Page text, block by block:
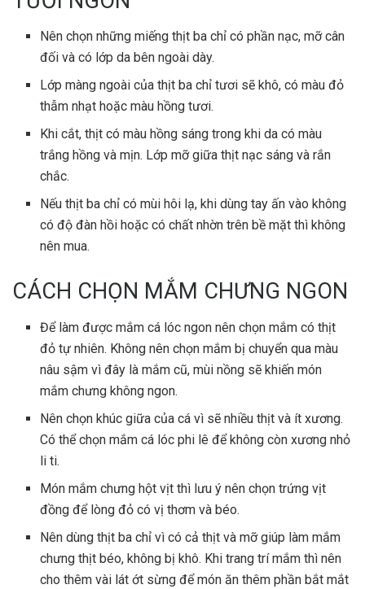
Nên chọn những miếng thịt ba chỉ có phần nạc, mỡ cân
đối và có lớp da bên ngoài dày.
Lớp màng ngoài của thịt ba chỉ tươi sẽ khô, có màu đỏ
thẫm nhạt hoặc màu hồng tươi.
Khi cắt, thịt có màu hồng sáng trong khi da có màu
trắng hồng và mịn. Lớp mỡ giữa thịt nạc sáng và rắn
chắc.
Nếu thịt ba chỉ có mùi hôi lạ, khi dùng tay ấn vào không
có độ đàn hồi hoặc có chất nhờn trên bề mặt thì không
nên mua.
CÁCH CHỌN MẮM CHƯNG NGON
Để làm được mắm cá lóc ngon nên chọn mắm có thịt
đỏ tự nhiên. Không nên chọn mắm bị chuyển qua màu
nâu sậm vì đây là mắm cũ, mùi nồng sẽ khiến món
mắm chưng không ngon.
Nên chọn khúc giữa của cá vì sẽ nhiều thịt và ít xương.
Có thể chọn mắm cá lóc phi lê để không còn xương nhỏ
li ti.
Món mắm chưng hột vịt thì lưu ý nên chọn trứng vịt
đồng để lòng đỏ có vị thơm và béo.
Nên dùng thịt ba chỉ vì có cả thịt và mỡ giúp làm mắm
chưng thịt béo, không bị khô. Khi trang trí mắm thì nên
cho thêm vài lát ớt sừng để món ăn thêm phần bắt mắt